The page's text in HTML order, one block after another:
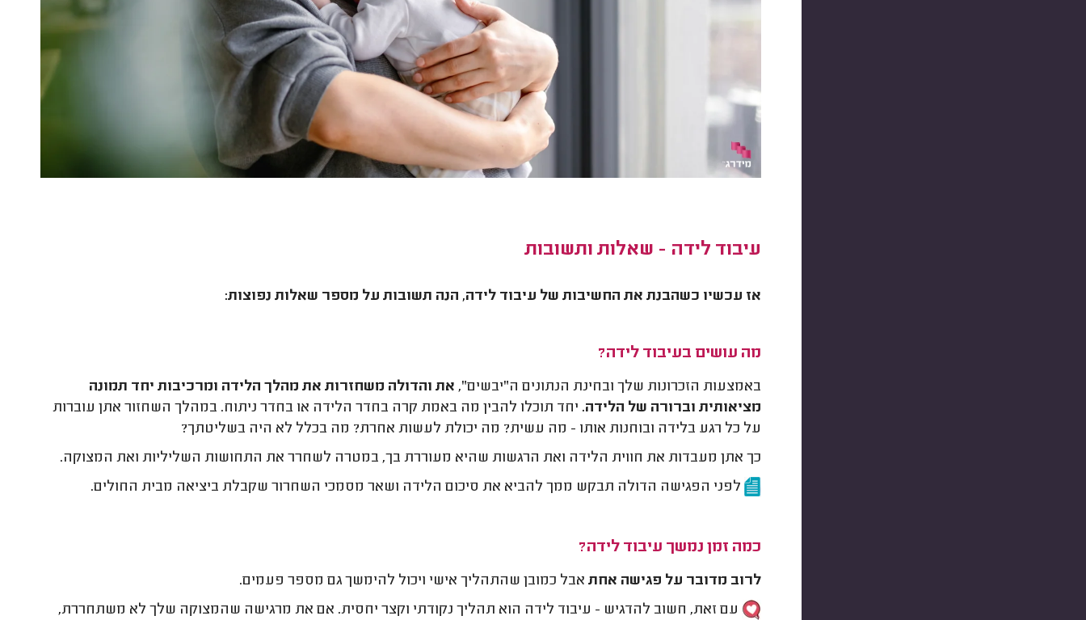
עיבוד לידה - שאלות ותשובות
אז עכשיו כשהבנת את החשיבות של עיבוד לידה, הנה תשובות על מספר שאלות נפוצות:
מה עושים בעיבוד לידה?
באמצעות הזכרונות שלך ובחינת הנתונים ה"יבשים", את והדולה משחזרות את מהלך הלידה ומרכיבות יחד תמונה
מציאותית וברורה של הלידה. יחד תוכלו להבין מה באמת קרה בחדר הלידה או בחדר ניתוח. במהלך השחזור אתן עוברות
על כל רגע בלידה ובוחנות אותו - מה עשית? מה יכולת לעשות אחרת? מה בכלל לא היה בשליטתך?
כך אתן מעבדות את חווית הלידה ואת הרגשות שהיא מעוררת בך, במטרה לשחרר את התחושות השליליות ואת המצוקה.
לפני הפגישה הדולה תבקש ממך להביא את סיכום הלידה ושאר מסמכי השחרור שקבלת ביציאה מבית החולים.
כמה זמן נמשך עיבוד לידה?
לרוב מדובר על פגישה אחתאבל כמובן שהתהליך אישי ויכול להימשך גם מספר פעמים.
עם זאת, חשוב להדגיש - עיבוד לידה הוא תהליך נקודתי וקצר יחסית. אם את מרגישה שהמצוקה שלך לא משתחררת,